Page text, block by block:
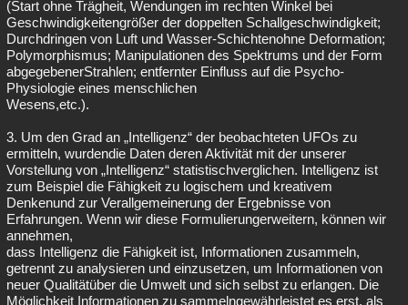
(Start ohne Trägheit, Wendungen im rechten Winkel bei
Geschwindigkeitengrößer der doppelten Schallgeschwindigkeit;
Durchdringen von Luft und Wasser-Schichtenohne Deformation;
Polymorphismus; Manipulationen des Spektrums und der Form
abgegebenerStrahlen; entfernter Einfluss auf die Psycho-
Physiologie eines menschlichen
Wesens,etc.).
3. Um den Grad an „Intelligenz“ der beobachteten UFOs zu
ermitteln, wurdendie Daten deren Aktivität mit der unserer
Vorstellung von „Intelligenz“ statistischverglichen. Intelligenz ist
zum Beispiel die Fähigkeit zu logischem und kreativem
Denkenund zur Verallgemeinerung der Ergebnisse von
Erfahrungen. Wenn wir diese Formulierungerweitern, können wir
annehmen,
dass Intelligenz die Fähigkeit ist, Informationen zusammeln,
getrennt zu analysieren und einzusetzen, um Informationen von
neuer Qualitätüber die Umwelt und sich selbst zu erlangen. Die
Möglichkeit Informationen zu sammelngewährleistet es erst, als